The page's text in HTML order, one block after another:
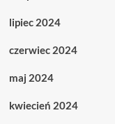
lipiec 2024
czerwiec 2024
maj 2024
kwiecień 2024